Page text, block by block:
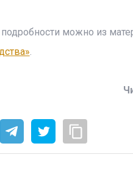
подробности можно из
.